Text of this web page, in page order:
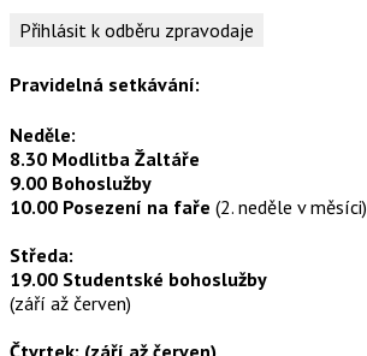
Pravidelná setkávání:
Neděle:
8.30 Modlitba Žaltáře
9.00 Bohoslužby
10.00 Posezení na faře (2. neděle v měsíci)
Středa:
19.00 Studentské bohoslužby
(září až červen)
Čtvrtek: (září až červen)